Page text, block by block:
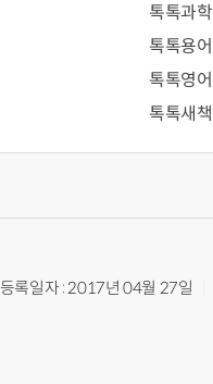
톡톡과학
톡톡용어
톡톡영어
톡톡새책
등록일자 : 2017년 04월 27일